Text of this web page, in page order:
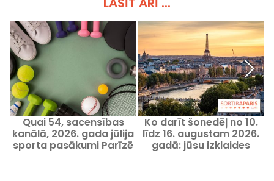
Quai 54, sacensības
kanālā, 2026. gada jūlija
sporta pasākumi Parīzē
Ko darīt šonedēļ no 10.
līdz 16. augustam 2026.
gadā: jūsu izklaides